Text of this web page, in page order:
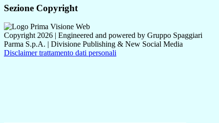
Sezione Copyright
Copyright 2026 | Engineered and powered by Gruppo Spaggiari
Parma S.p.A. | Divisione Publishing & New Social Media
Disclaimer trattamento dati personali